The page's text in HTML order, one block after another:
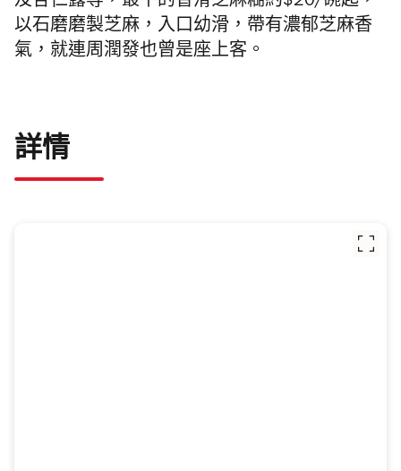
以石磨磨製芝麻，入口幼滑，帶有濃郁芝麻香
氣，就連周潤發也曾是座上客。
詳情